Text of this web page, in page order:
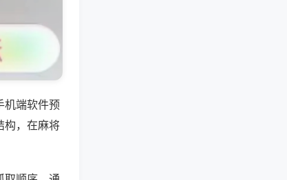
机端软件预
构，在麻将